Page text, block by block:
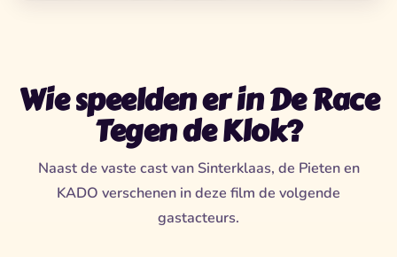
Wie speelden er in De Race
Tegen de Klok?
Naast de vaste cast van Sinterklaas, de Pieten en
KADO verschenen in deze film de volgende
gastacteurs.